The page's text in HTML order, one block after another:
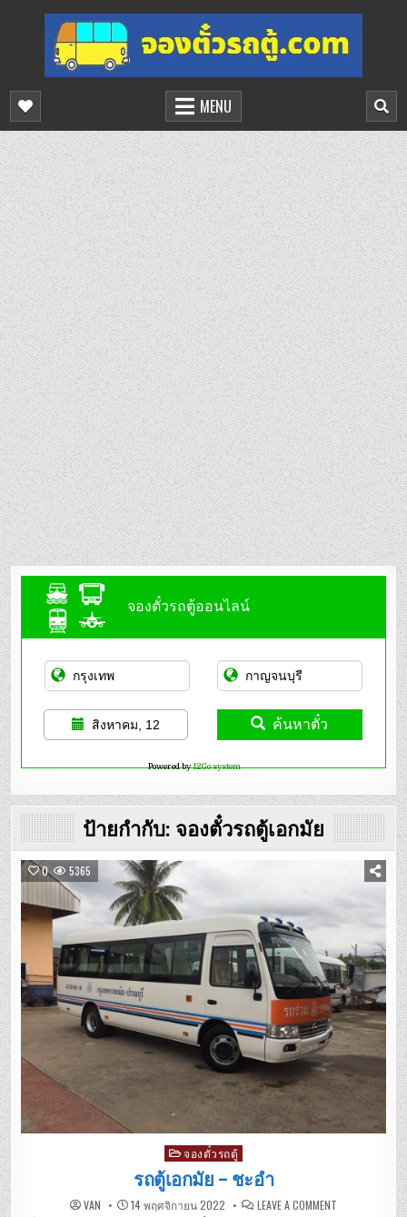
content
จองตั๋วรถตู้ออนไลน์
บริการจองตั๋วรถตู้ออนไลน์
MENU
จองตั๋วรถตู้ออนไลน์
สิงหาคม, 12 ค้นหาตั๋ว
Powered by12Go system
ป้ายกำกับ: จองตั๋วรถตู้เอกมัย
0 5365
Posted
in
จองตั๋วรถตู้
รถตู้เอกมัย – ชะอำ
VAN 14 พฤศจิกายน 2022 LEAVE A COMMENT